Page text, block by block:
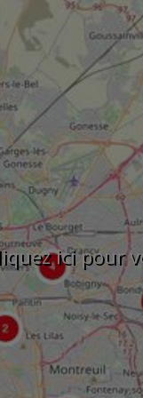
ici pour